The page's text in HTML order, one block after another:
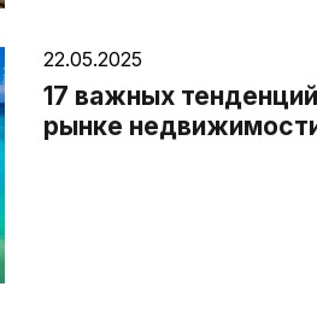
22.05.2025
17 важных
рынке